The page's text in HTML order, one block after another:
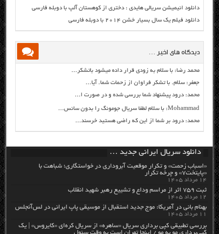
دانلود انیمیشن سریالی هایدی : دختری از کوهستان آلپ با دوبله فارسی
دانلود فیلم یک سال بسیار خشن ۲۰۱۴ با دوبله فارسی
دیدگاه های اخیر …
محمد رضا: با سلام به زودی قرار داده میشود باتشکر...
جعفر: سلام. با تشکر فراوان از زحمات شما. آیا...
محمد: درود پیشنهاد شما بررسی شده و در صورت ا...
Mohammad: با سلام لطفا سریال جومونگ را بدون سانس...
محمد: درود بر شما از این که راضی هستید خرسند...
دانلود سریال ایرانی جدید …
«اسباب زحمت» و تکرار موقعیت آبروداری در خواستگاری؛ شباهت با
«پایتخت۷» و چرخه تکرار
۱۴ مرداد ۱۴۰۵
ثبت ۷۵۹ اثر از مراسم وداع و تشییع رهبر شهید انقلاب
۱۲ مرداد ۱۴۰۵
بهنام بانی در آمریکا: موج جدید استقبال از موسیقی پاپ ایرانی در لس‌آنجلس
۱۱ مرداد ۱۴۰۵
بررسی تطبیقی کپی برداری سریال «ساهره» از سریال کره‌ای «کایروس» | یک